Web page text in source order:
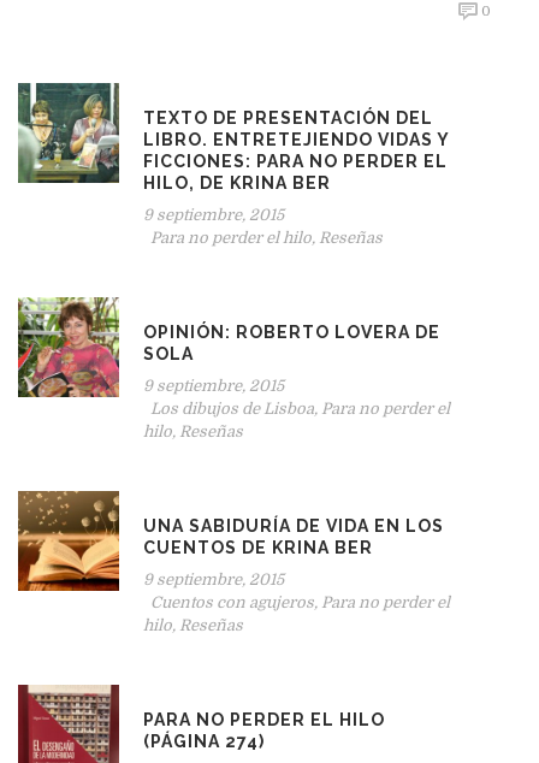
0
TEXTO DE PRESENTACIÓN DEL
LIBRO. ENTRETEJIENDO VIDAS Y
FICCIONES: PARA NO PERDER EL
HILO, DE KRINA BER
9 septiembre, 2015
Para no perder el hilo, Reseñas
OPINIÓN: ROBERTO LOVERA DE
SOLA
9 septiembre, 2015
Los dibujos de Lisboa, Para no perder el
hilo, Reseñas
UNA SABIDURÍA DE VIDA EN LOS
CUENTOS DE KRINA BER
9 septiembre, 2015
Cuentos con agujeros, Para no perder el
hilo, Reseñas
PARA NO PERDER EL HILO
(PÁGINA 274)